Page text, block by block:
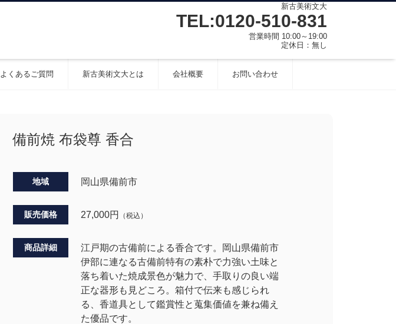
新古美術文大
TEL:0120-510-831
営業時間 10:00～19:00
定休日：無し
よくあるご質問 新古美術文大とは 会社概要 お問い合わせ
備前焼 布袋尊 香合
地域 岡山県備前市
販売価格 27,000円 （税込）
商品詳細
江戸期の古備前による香合です。岡山県備前市
伊部に連なる古備前特有の素朴で力強い土味と
落ち着いた焼成景色が魅力で、手取りの良い端
正な器形も見どころ。箱付で伝来も感じられ
る、香道具として鑑賞性と蒐集価値を兼ね備え
た優品です。